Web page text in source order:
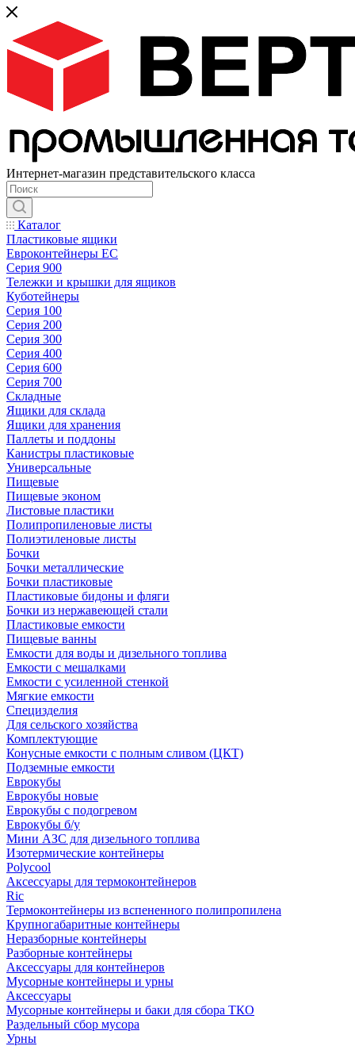
Интернет-магазин представительского класса
Каталог
Пластиковые ящики
Евроконтейнеры ЕС
Серия 900
Тележки и крышки для ящиков
Куботейнеры
Серия 100
Серия 200
Серия 300
Серия 400
Серия 600
Серия 700
Складные
Ящики для склада
Ящики для хранения
Паллеты и поддоны
Канистры пластиковые
Универсальные
Пищевые
Пищевые эконом
Листовые пластики
Полипропиленовые листы
Полиэтиленовые листы
Бочки
Бочки металлические
Бочки пластиковые
Пластиковые бидоны и фляги
Бочки из нержавеющей стали
Пластиковые емкости
Пищевые ванны
Емкости для воды и дизельного топлива
Емкости с мешалками
Емкости с усиленной стенкой
Мягкие емкости
Специзделия
Для сельского хозяйства
Комплектующие
Конусные емкости с полным сливом (ЦКТ)
Подземные емкости
Еврокубы
Еврокубы новые
Еврокубы с подогревом
Еврокубы б/у
Мини АЗС для дизельного топлива
Изотермические контейнеры
Polycool
Аксессуары для термоконтейнеров
Ric
Термоконтейнеры из вспененного полипропилена
Крупногабаритные контейнеры
Неразборные контейнеры
Разборные контейнеры
Аксессуары для контейнеров
Мусорные контейнеры и урны
Аксессуары
Мусорные контейнеры и баки для сбора ТКО
Раздельный сбор мусора
Урны